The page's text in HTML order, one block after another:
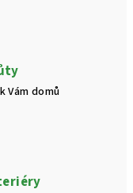
Vám domů